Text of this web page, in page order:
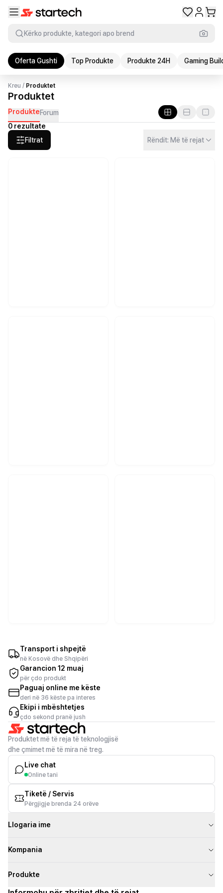
Kërko produkte, kategori apo brend
Oferta Gushti Top Produkte Produkte 24H Gaming
Kreu / Produktet
Produktet
ProdukteForum
0 rezultate
Filtrat
Rëndit: Më të rejat
Transport i shpejtë
në Kosovë dhe Shqipëri
Garancion 12 muaj
për çdo produkt
Paguaj online me këste
deri në 36 këste pa interes
Ekipi i mbështetjes
çdo sekond pranë jush
Produktet më të reja të teknologjisë
dhe çmimet më të mira në treg.
Live chat
Online tani
Tiketë / Servis
Përgjigje brenda 24 orëve
Llogaria ime
Kompania
Produkte